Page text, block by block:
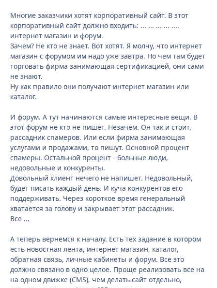
Многие заказчики хотят корпоративный сайт. В этот
корпоративный сайт должно входить: ... ... ... ... ....
интернет магазин и форум.
Зачем? Не кто не знает. Вот хотят. Я молчу, что интернет
магазин с форумом им надо уже завтра. Но чем там будет
торговать фирма занимающая сертификацией, они сами
не знают.
Ну как правило они получают интернет магазин или
каталог.
И форум. А тут начинаются самые интересные вещи. В
этот форум не кто не пишет. Незачем. Он так и стоит,
рассадник спамеров. Или если фирма занимающая
услугами и продажами, то пишут. Основной процент
спамеры. Остальной процент - больные люди,
недовольные и конкуренты.
Довольный клиент нечего не напишет. Недовольный,
будет писать каждый день. И куча конкурентов его
поддерживать. Через короткое время генеральный
хватается за голову и закрывает этот рассадник.
Все ...
А теперь вернемся к началу. Есть тех задание в котором
есть новостная лента, интернет магазин, каталог,
обратная связь, личные кабинеты и форум. Все это
должно связано в одно целое. Проще реализовать все на
на одном движке (CMS), чем делать сайт отдельно,